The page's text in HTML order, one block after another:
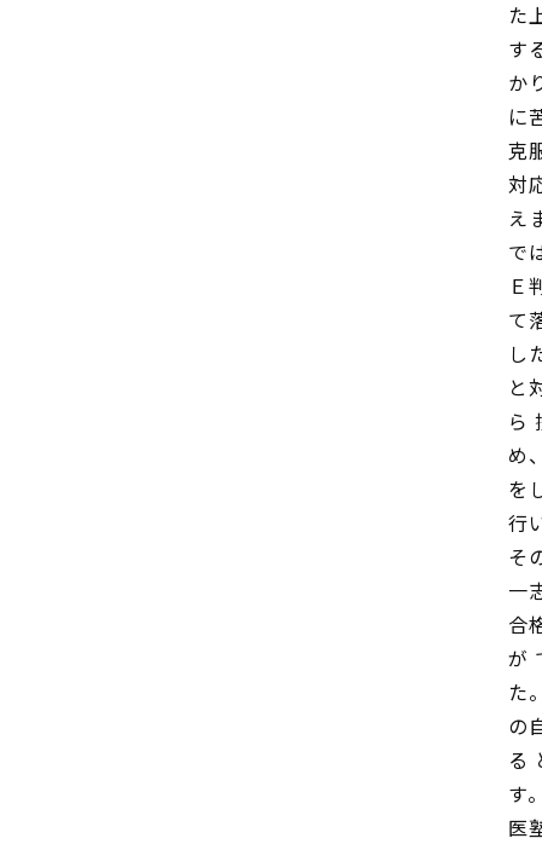
た
す
か
に
克
対
え
で
Ｅ
て
し
と
ら
め
を
行
そ
一
合
が
た
の
る
す
医